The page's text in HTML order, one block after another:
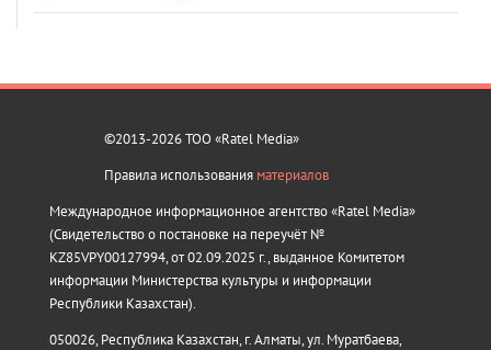
©2013-2026 ТОО «Ratel Media»
Правила использования материалов
Международное информационное агентство «Ratel Media»
(Свидетельство о постановке на переучёт №
KZ85VPY00127994, от 02.09.2025 г., выданное Комитетом
информации Министерства культуры и информации
Республики Казахстан).
050026, Республика Казахстан, г. Алматы, ул. Муратбаева,